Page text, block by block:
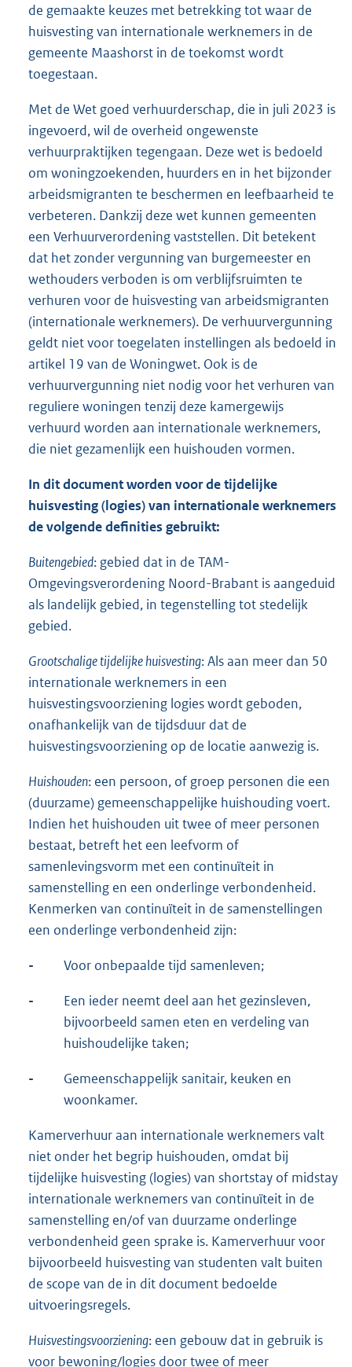
de gemaakte keuzes met betrekking tot waar de
huisvesting van internationale werknemers in de
gemeente Maashorst in de toekomst wordt
toegestaan.
Met de Wet goed verhuurderschap, die in juli 2023 is
ingevoerd, wil de overheid ongewenste
verhuurpraktijken tegengaan. Deze wet is bedoeld
om woningzoekenden, huurders en in het bijzonder
arbeidsmigranten te beschermen en leefbaarheid te
verbeteren. Dankzij deze wet kunnen gemeenten
een Verhuurverordening vaststellen. Dit betekent
dat het zonder vergunning van burgemeester en
wethouders verboden is om verblijfsruimten te
verhuren voor de huisvesting van arbeidsmigranten
(internationale werknemers). De verhuurvergunning
geldt niet voor toegelaten instellingen als bedoeld in
artikel 19 van de Woningwet. Ook is de
verhuurvergunning niet nodig voor het verhuren van
reguliere woningen tenzij deze kamergewijs
verhuurd worden aan internationale werknemers,
die niet gezamenlijk een huishouden vormen.
In dit document worden voor de tijdelijke
huisvesting (logies) van internationale werknemers
de volgende definities gebruikt:
Buitengebied: gebied dat in de TAM-
Omgevingsverordening Noord-Brabant is aangeduid
als landelijk gebied, in tegenstelling tot stedelijk
gebied.
Grootschalige tijdelijke huisvesting: Als aan meer dan 50
internationale werknemers in een
huisvestingsvoorziening logies wordt geboden,
onafhankelijk van de tijdsduur dat de
huisvestingsvoorziening op de locatie aanwezig is.
Huishouden: een persoon, of groep personen die een
(duurzame) gemeenschappelijke huishouding voert.
Indien het huishouden uit twee of meer personen
bestaat, betreft het een leefvorm of
samenlevingsvorm met een continuïteit in
samenstelling en een onderlinge verbondenheid.
Kenmerken van continuïteit in de samenstellingen
een onderlinge verbondenheid zijn:
- Voor onbepaalde tijd samenleven;
-
Een ieder neemt deel aan het gezinsleven,
bijvoorbeeld samen eten en verdeling van
huishoudelijke taken;
-
Gemeenschappelijk sanitair, keuken en
woonkamer.
Kamerverhuur aan internationale werknemers valt
niet onder het begrip huishouden, omdat bij
tijdelijke huisvesting (logies) van shortstay of midstay
internationale werknemers van continuïteit in de
samenstelling en/of van duurzame onderlinge
verbondenheid geen sprake is. Kamerverhuur voor
bijvoorbeeld huisvesting van studenten valt buiten
de scope van de in dit document bedoelde
uitvoeringsregels.
Huisvestingsvoorziening: een gebouw dat in gebruik is
voor bewoning/logies door twee of meer